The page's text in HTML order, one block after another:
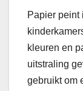
Papier peint
kleuren en
uitstraling
gebruikt om